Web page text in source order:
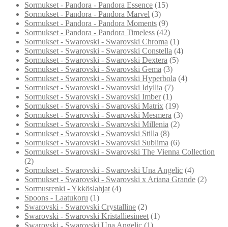
Sormukset - Pandora - Pandora Essence (15)
Sormukset - Pandora - Pandora Marvel (3)
Sormukset - Pandora - Pandora Moments (9)
Sormukset - Pandora - Pandora Timeless (42)
Sormukset - Swarovski - Swarovski Chroma (1)
Sormukset - Swarovski - Swarovski Constella (4)
Sormukset - Swarovski - Swarovski Dextera (5)
Sormukset - Swarovski - Swarovski Gema (3)
Sormukset - Swarovski - Swarovski Hyperbola (4)
Sormukset - Swarovski - Swarovski Idyllia (7)
Sormukset - Swarovski - Swarovski Imber (1)
Sormukset - Swarovski - Swarovski Matrix (19)
Sormukset - Swarovski - Swarovski Mesmera (3)
Sormukset - Swarovski - Swarovski Millenia (2)
Sormukset - Swarovski - Swarovski Stilla (8)
Sormukset - Swarovski - Swarovski Sublima (6)
Sormukset - Swarovski - Swarovski The Vienna Collection
(2)
Sormukset - Swarovski - Swarovski Una Angelic (4)
Sormukset - Swarovski - Swarovski x Ariana Grande (2)
Sormusrenki - Ykköslahjat (4)
Spoons - Laatukoru (1)
Swarovski - Swarovski Crystalline (2)
Swarovski - Swarovski Kristalliesineet (1)
Swarovski - Swarovski Una Angelic (1)